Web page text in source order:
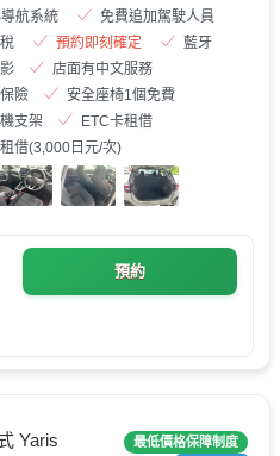
航系統
免費追加駕駛人員
預約即刻確定
藍牙
店面有中文服務
險
安全座椅1個免費
支架
ETC卡租借
借(3,000日元/次)
預約
Yaris
最低價格保障制度